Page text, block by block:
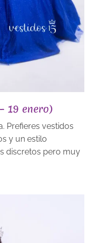
19 enero)
Prefieres vestidos
y un estilo
discretos pero muy